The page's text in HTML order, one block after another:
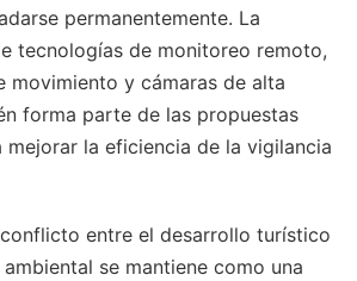
permanentemente. La
tecnologías de monitoreo remoto,
movimiento y cámaras de alta
forma parte de las propuestas
la eficiencia de la vigilancia
entre el desarrollo turístico
se mantiene como una